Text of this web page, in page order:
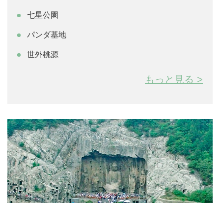
情緒を感じさせる静かな史跡庭園や大自然と融合した雄
大な公園、家族で楽しむことができる現代的なアミュー
楽しいひと時を過ごされますか。
七星公園
パンダ基地
世外桃源
もっと見る >